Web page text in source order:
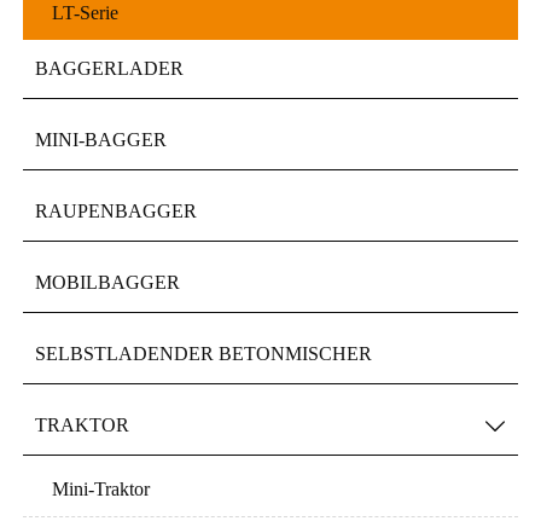
LT-Serie
BAGGERLADER
MINI-BAGGER
RAUPENBAGGER
MOBILBAGGER
SELBSTLADENDER BETONMISCHER
TRAKTOR 
Mini-Traktor